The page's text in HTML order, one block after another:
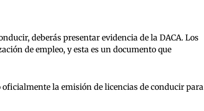
deberás presentar evidencia de la DACA. Los
de empleo, y esta es un documento que
la emisión de licencias de conducir para